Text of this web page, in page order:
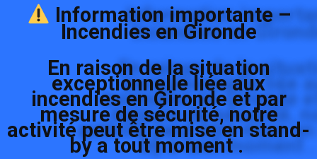
Information importante –
Incendies en Gironde
En raison de la situation
exceptionnelle liée aux
incendies en Gironde et par
mesure de sécurité, notre
activité peut être mise en stand-
by a tout moment .